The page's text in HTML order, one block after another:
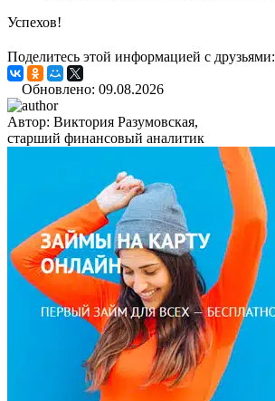
Успехов!
Поделитесь этой информацией с друзьями:
Обновлено: 09.08.2026
Автор: Виктория Разумовская,
старший финансовый аналитик